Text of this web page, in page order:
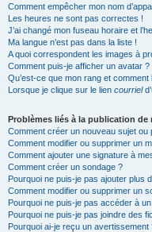
Comment empêcher mon nom
Les heures ne sont pas correctes !
J’ai changé mon fuseau horaire et
Ma langue n’est pas dans la liste !
A quoi correspondent les images à
Comment puis-je afficher un avatar ?
Qu’est-ce que mon rang et comment
Lorsque je clique sur le lien courriel
Problèmes liés à la publication de
Comment créer un nouveau sujet ou
Comment modifier ou supprimer un
Comment ajouter une signature à
Comment créer un sondage ?
Pourquoi ne puis-je pas ajouter plus
Comment modifier ou supprimer un
Pourquoi ne puis-je pas accéder à
Pourquoi ne puis-je pas joindre des
Pourquoi ai-je reçu un avertissement